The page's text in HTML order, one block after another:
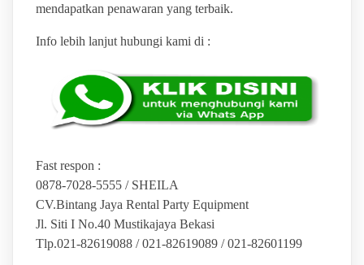
mendapatkan penawaran yang terbaik.
Info lebih lanjut hubungi kami di :
Fast respon :
0878-7028-5555 / SHEILA
CV.Bintang Jaya Rental Party Equipment
Jl. Siti I No.40 Mustikajaya Bekasi
Tlp.021-82619088 / 021-82619089 / 021-82601199